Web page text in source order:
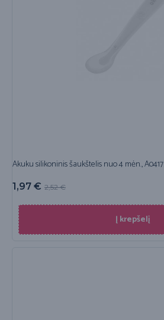
Akuku silikoninis šaukštelis nuo 4 mėn., A0417
2,52€
1,97 €
Į krepšelį